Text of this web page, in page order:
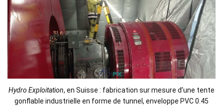
Hydro Exploitation, en Suisse : fabrication sur mesure d’une tente
gonflable industrielle en forme de tunnel, enveloppe PVC 0.45